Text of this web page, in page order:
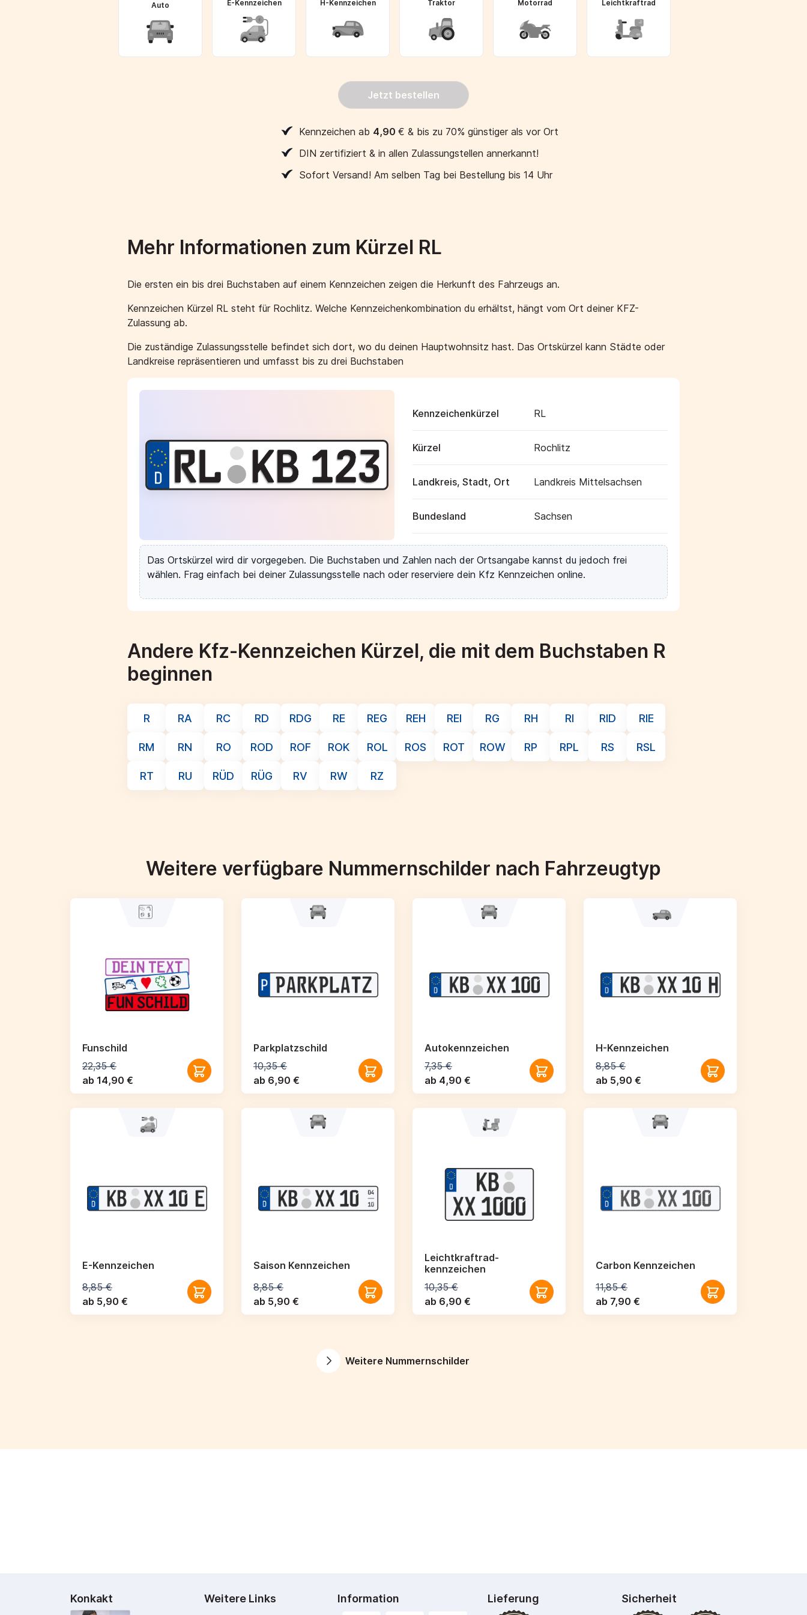
Auto E-Kennzeichen H-Kennzeichen Traktor Motorrad Leichtkraftrad
Jetzt bestellen
Kennzeichen ab 4,90 € & bis zu 70% günstiger als vor Ort
DIN zertifiziert & in allen Zulassungstellen annerkannt!
Sofort Versand! Am selben Tag bei Bestellung bis 14 Uhr
Mehr Informationen zum Kürzel RL
Die ersten ein bis drei Buchstaben auf einem Kennzeichen zeigen die Herkunft des Fahrzeugs an.
Kennzeichen Kürzel RL steht für Rochlitz. Welche Kennzeichenkombination du erhältst, hängt vom Ort deiner KFZ-
Zulassung ab.
Die zuständige Zulassungsstelle befindet sich dort, wo du deinen Hauptwohnsitz hast. Das Ortskürzel kann Städte oder
Landkreise repräsentieren und umfasst bis zu drei Buchstaben
Kennzeichenkürzel RL
Kürzel Rochlitz
Landkreis, Stadt, Ort Landkreis Mittelsachsen
Bundesland Sachsen
Das Ortskürzel wird dir vorgegeben. Die Buchstaben und Zahlen nach der Ortsangabe kannst du jedoch frei
wählen. Frag einfach bei deiner Zulassungsstelle nach oder reserviere dein Kfz Kennzeichen online.
Andere Kfz-Kennzeichen Kürzel, die mit dem Buchstaben R
beginnen
R RA RC RD RDG RE REG REH REI RG RH RI RID RIE
RM RN RO ROD ROF ROK ROL ROS ROT ROW RP RPL RS RSL
RT RU RÜD RÜG RV RW RZ
Weitere verfügbare Nummernschilder nach Fahrzeugtyp
Funschild
22,35 €
ab 14,90 €
Parkplatzschild
10,35 €
ab 6,90 €
Autokennzeichen
7,35 €
ab 4,90 €
H-Kennzeichen
8,85 €
ab 5,90 €
E-Kennzeichen
8,85 €
ab 5,90 €
Saison Kennzeichen
8,85 €
ab 5,90 €
Leichtkraftrad­
kennzeichen
10,35 €
ab 6,90 €
Carbon Kennzeichen
11,85 €
ab 7,90 €
Weitere Nummernschilder
Konkakt Weitere Links Information Lieferung Sicherheit